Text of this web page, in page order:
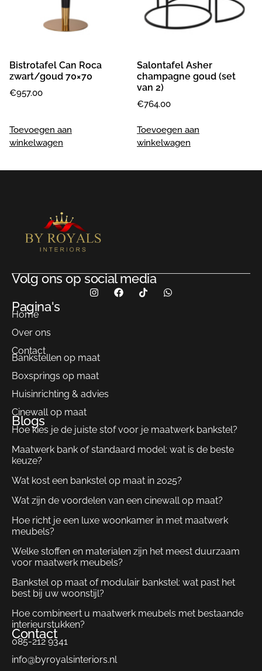
Bistrotafel Can Roca
zwart/goud 70×70
€957.00
Toevoegen aan
winkelwagen
Salontafel Asher
champagne goud (set
van 2)
€764.00
Toevoegen aan
winkelwagen
Volg ons op social media
Pagina's
Home
Over ons
Contact
Bankstellen op maat
Boxsprings op maat
Huisinrichting & advies
Cinewall op maat
Blogs
Hoe kies je de juiste stof voor je maatwerk bankstel?
Maatwerk bank of standaard model: wat is de beste
keuze?
Wat kost een bankstel op maat in 2025?
Wat zijn de voordelen van een cinewall op maat?
Hoe richt je een luxe woonkamer in met maatwerk
meubels?
Welke stoffen en materialen zijn het meest duurzaam
voor maatwerk meubels?
Bankstel op maat of modulair bankstel: wat past het
best bij uw woonstijl?
Hoe combineert u maatwerk meubels met bestaande
interieurstukken?
Contact
085-212 9341
info@byroyalsinteriors.nl